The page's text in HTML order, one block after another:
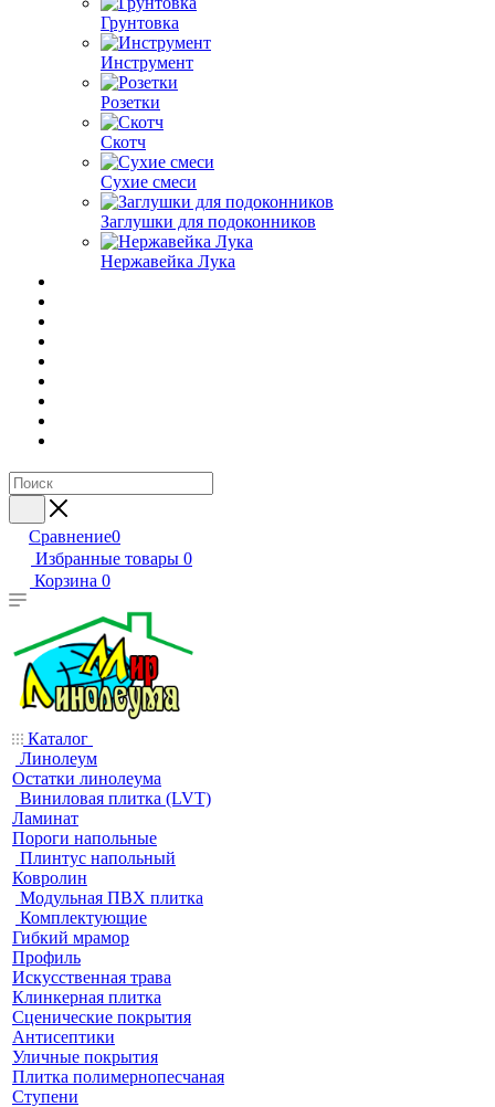
Грунтовка
Инструмент
Розетки
Скотч
Сухие смеси
Заглушки для подоконников
Нержавейка Лука
Сравнение0
Избранные товары 0
Корзина 0
Каталог
Линолеум
Остатки линолеума
Виниловая плитка (LVT)
Ламинат
Пороги напольные
Плинтус напольный
Ковролин
Модульная ПВХ плитка
Комплектующие
Гибкий мрамор
Профиль
Искусственная трава
Клинкерная плитка
Сценические покрытия
Антисептики
Уличные покрытия
Плитка полимернопесчаная
Ступени